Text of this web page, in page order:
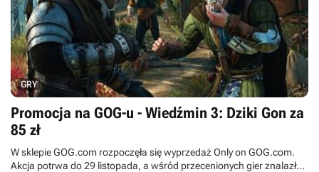
GRY
Promocja na GOG-u - Wiedźmin 3: Dziki Gon za
85 zł
W sklepie GOG.com rozpoczęła się wyprzedaż Only on GOG.com.
Akcja potrwa do 29 listopada, a wśród przecenionych gier znalazł